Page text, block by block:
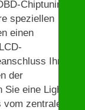
Chiptuning,
speziellen
einen
Ihres
der
eine Light-
zentralen